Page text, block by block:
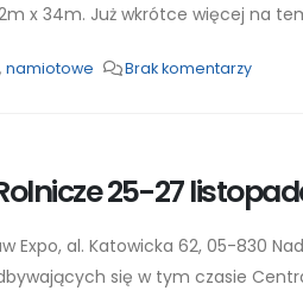
x 34m. Już wkrótce więcej na
, namiotowe Brak komentarzy
25-27
Expo, al. Katowicka 62, 05-830
się w tym czasie